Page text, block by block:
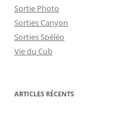
Sortie Photo
Sorties Canyon
Sorties Spéléo
Vie du Cub
ARTICLES RÉCENTS